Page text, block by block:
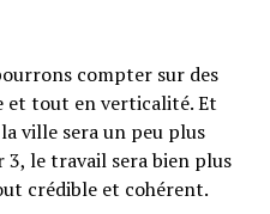
compter sur des
et tout en verticalité. Et
ville sera un peu plus
le travail sera bien plus
crédible et cohérent.